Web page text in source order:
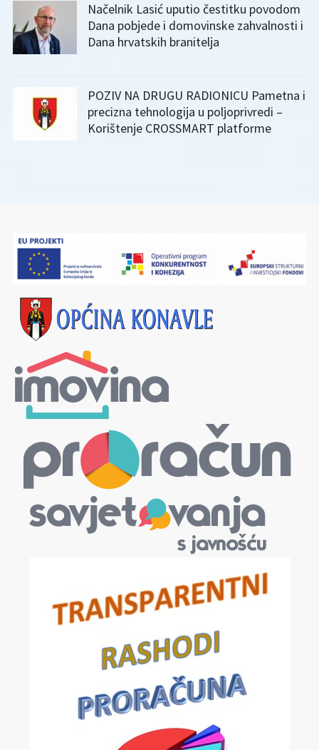
Načelnik Lasić uputio čestitku povodom
Dana pobjede i domovinske zahvalnosti i
Dana hrvatskih branitelja
POZIV NA DRUGU RADIONICU Pametna i
precizna tehnologija u poljoprivredi –
Korištenje CROSSMART platforme